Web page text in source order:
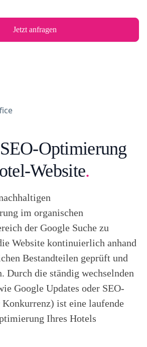
Jetzt anfragen
Optimierung
Website.
im organischen
der Google Suche zu
Website kontinuierlich anhand
Bestandteilen geprüft und
Durch die ständig wechselnden
Google Updates oder SEO-
Konkurrenz) ist eine laufende
Ihres Hotels